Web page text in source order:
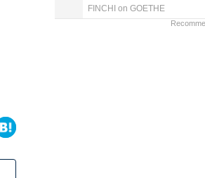
FINCHI on GOETHE